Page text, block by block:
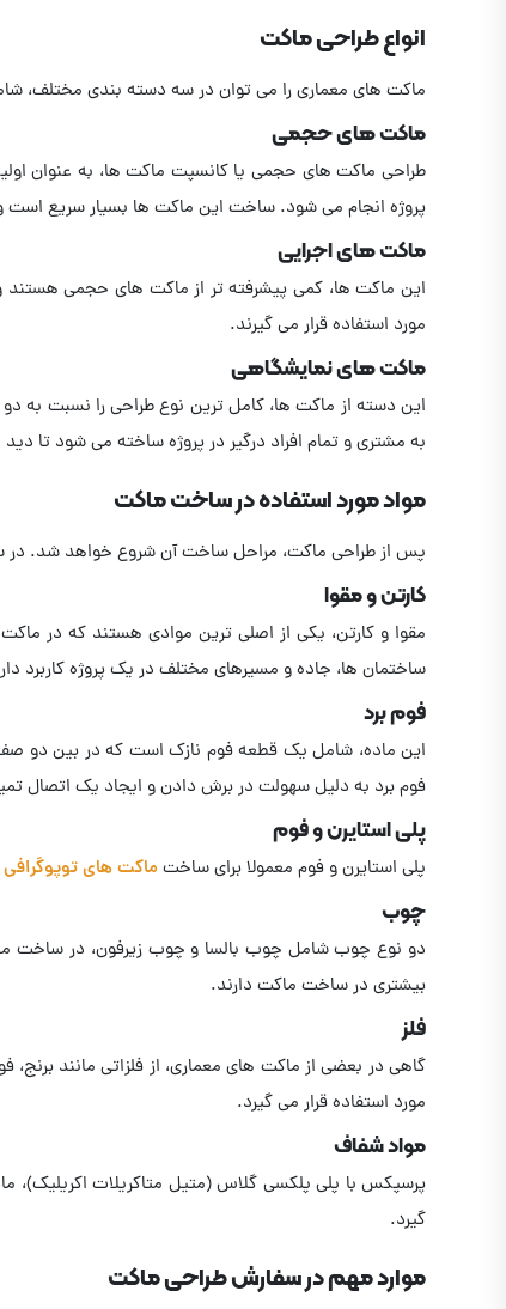
انواع طراحی ماکت
ماکت های معماری را می توان در سه دسته بندی مختلف،
ماکت های حجمی
طراحی ماکت های حجمی یا کانسپت ماکت ها، به عنوان
پروژه انجام می شود. ساخت این ماکت ها بسیار سریع است و
ماکت های اجرایی
این ماکت ها، کمی پیشرفته تر از ماکت های حجمی هستند و
مورد استفاده قرار می گیرند.
ماکت های نمایشگاهی
این دسته از ماکت ها، کامل ترین نوع طراحی را نسبت به
به مشتری و تمام افراد درگیر در پروژه ساخته می شود تا
مواد مورد استفاده در ساخت ماکت
پس از طراحی ماکت، مراحل ساخت آن شروع خواهد شد. در
کارتن و مقوا
مقوا و کارتن، یکی از اصلی ترین موادی هستند که در
ساختمان ها، جاده و مسیرهای مختلف در یک پروژه کاربرد
فوم برد
این ماده، شامل یک قطعه فوم نازک است که در بین دو
فوم برد به دلیل سهولت در برش دادن و ایجاد یک اتصال
پلی استایرن و فوم
پلی استایرن و فوم معمولا برای ساخت ماکت های توپوگرافی
چوب
دو نوع چوب شامل چوب بالسا و چوب زیرفون، در ساخت
بیشتری در ساخت ماکت دارند.
فلز
گاهی در بعضی از ماکت های معماری، از فلزاتی مانند
مورد استفاده قرار می گیرد.
مواد شفاف
پرسپکس با پلی پلکسی گلاس (متیل متاکریلات
گیرد.
موارد مهم در سفارش طراحی ماکت